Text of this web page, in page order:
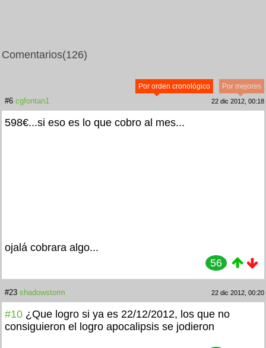
Comentarios(126)
Por mejores
Por orden cronológico
#6 cgfontan1 22 dic 2012, 00:18
598€...si eso es lo que cobro al mes...
ojalá cobrara algo...
56
#23 shadowstorm 22 dic 2012, 00:20
#10 ¿Que logro si ya es 22/12/2012, los que no
consiguieron el logro apocalipsis se jodieron